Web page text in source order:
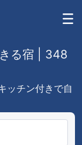
る宿 | 348
ッチン付きで自